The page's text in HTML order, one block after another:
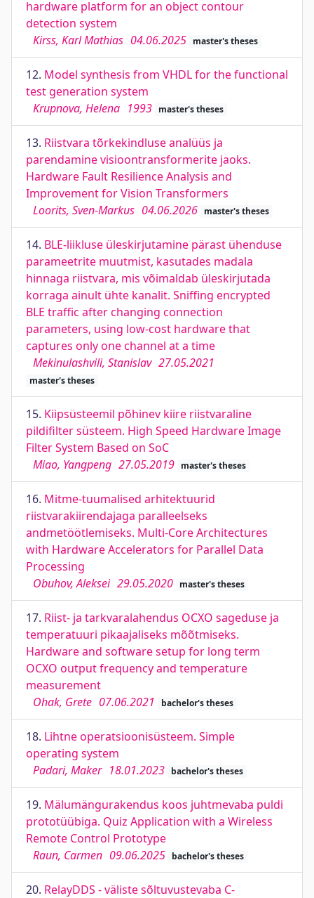
hardware platform for an object contour
detection system
Kirss, Karl Mathias 04.06.2025 master's theses
12. Model synthesis from VHDL for the functional
test generation system
Krupnova, Helena 1993 master's theses
13. Riistvara tõrkekindluse analüüs ja
parendamine visioontransformerite jaoks.
Hardware Fault Resilience Analysis and
Improvement for Vision Transformers
Loorits, Sven-Markus 04.06.2026 master's theses
14. BLE-liikluse üleskirjutamine pärast ühenduse
parameetrite muutmist, kasutades madala
hinnaga riistvara, mis võimaldab üleskirjutada
korraga ainult ühte kanalit. Sniffing encrypted
BLE traffic after changing connection
parameters, using low-cost hardware that
captures only one channel at a time
Mekinulashvili, Stanislav 27.05.2021
master's theses
15. Kiipsüsteemil põhinev kiire riistvaraline
pildifilter süsteem. High Speed Hardware Image
Filter System Based on SoC
Miao, Yangpeng 27.05.2019 master's theses
16. Mitme-tuumalised arhitektuurid
riistvarakiirendajaga paralleelseks
andmetöötlemiseks. Multi-Core Architectures
with Hardware Accelerators for Parallel Data
Processing
Obuhov, Aleksei 29.05.2020 master's theses
17. Riist- ja tarkvaralahendus OCXO sageduse ja
temperatuuri pikaajaliseks mõõtmiseks.
Hardware and software setup for long term
OCXO output frequency and temperature
measurement
Ohak, Grete 07.06.2021 bachelor's theses
18. Lihtne operatsioonisüsteem. Simple
operating system
Padari, Maker 18.01.2023 bachelor's theses
19. Mälumängurakendus koos juhtmevaba puldi
prototüübiga. Quiz Application with a Wireless
Remote Control Prototype
Raun, Carmen 09.06.2025 bachelor's theses
20. RelayDDS - väliste sõltuvustevaba C-